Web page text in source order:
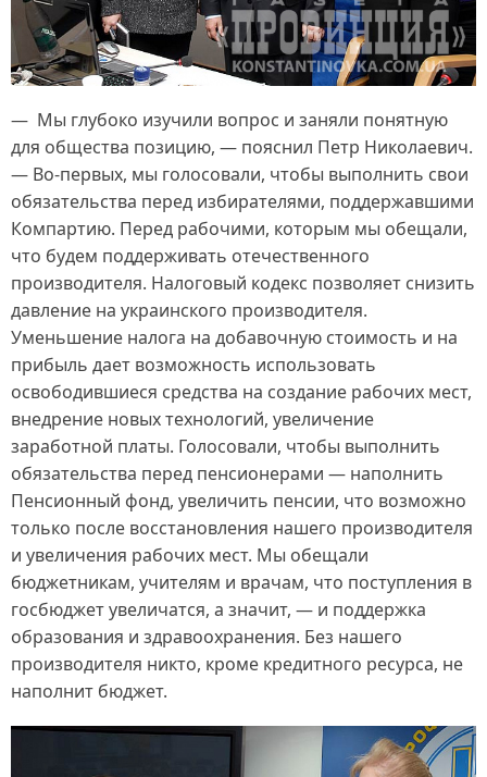
— Мы глубоко изучили вопрос и заняли понятную
для общества позицию, — пояснил Петр Николаевич.
— Во-первых, мы голосовали, чтобы выполнить свои
обязательства перед избирателями, поддержавшими
Компартию. Перед рабочими, которым мы обещали,
что будем поддерживать отечественного
производителя. Налоговый кодекс позволяет снизить
давление на украинского производителя.
Уменьшение налога на добавочную стоимость и на
прибыль дает возможность использовать
освободившиеся средства на создание рабочих мест,
внедрение новых технологий, увеличение
заработной платы. Голосовали, чтобы выполнить
обязательства перед пенсионерами — наполнить
Пенсионный фонд, увеличить пенсии, что возможно
только после восстановления нашего производителя
и увеличения рабочих мест. Мы обещали
бюджетникам, учителям и врачам, что поступления в
госбюджет увеличатся, а значит, — и поддержка
образования и здравоохранения. Без нашего
производителя никто, кроме кредитного ресурса, не
наполнит бюджет.